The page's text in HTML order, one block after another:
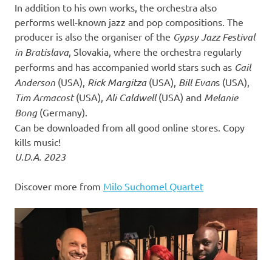
In addition to his own works, the orchestra also
performs well-known jazz and pop compositions. The
producer is also the organiser of the Gypsy Jazz Festival
in Bratislava, Slovakia, where the orchestra regularly
performs and has accompanied world stars such as Gail
Anderson (USA), Rick Margitza(USA), Bill Evans (USA),
Tim Armacost(USA), Ali Caldwell(USA) and Melanie
Bong(Germany).
Can be downloaded from all good online stores. Copy
kills music!
U.D.A. 2023
Discover more from Milo Suchomel Quartet